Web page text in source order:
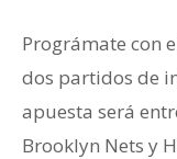
Prográmate con
dos partidos de
apuesta será
Brooklyn Nets y